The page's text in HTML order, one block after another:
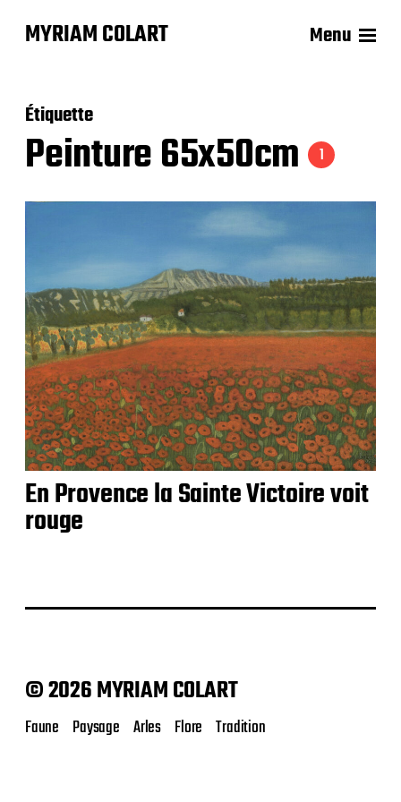
MYRIAM COLART Menu
Étiquette
Peinture 65x50cm 1
En Provence la Sainte Victoire voit
rouge
© 2026 MYRIAM COLART
Faune Paysage Arles Flore Tradition